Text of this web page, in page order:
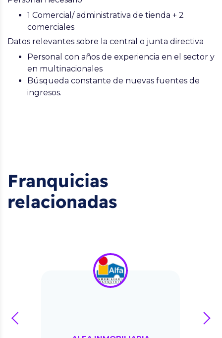
1 Comercial/ administrativa de tienda + 2
comerciales
Datos relevantes sobre la central o junta directiva
Personal con años de experiencia en el sector y
en multinacionales
Búsqueda constante de nuevas fuentes de
ingresos.
Franquicias
relacionadas
prev next